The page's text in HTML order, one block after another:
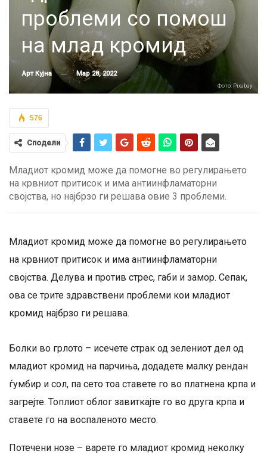
проблеми со помош
на млад кромид
Арт Кујна Мар 28, 2022
Фото: Pixabay
576
Сподели
Младиот кромид може да помогне во регулирањето
на крвниот притисок и има антиинфламаторни
својства, но најбрзо ги решава овие 3 проблеми.
Младиот кромид може да помогне во регулирањето
на крвниот притисок и има антиинфламаторни
својства. Делува и против стрес, габи и замор. Сепак,
ова се трите здравствени проблеми кои младиот
кромид најбрзо ги решава.
Болки во грлото – исечете страк од зелениот дел од
младиот кромид на парчиња, додадете малку рендан
ѓумбир и сол, па сето тоа ставете го во платнена крпа и
загрејте. Топлиот облог завиткајте го во друга крпа и
ставете го на воспаленото место.
Потечени нозе – варете го младиот кромид неколку